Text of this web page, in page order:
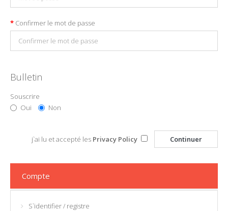
Confirmer le mot de passe
Bulletin
Souscrire
Oui
Non
j`ai lu et accepté les Privacy Policy
Compte
S`identifier/ registre